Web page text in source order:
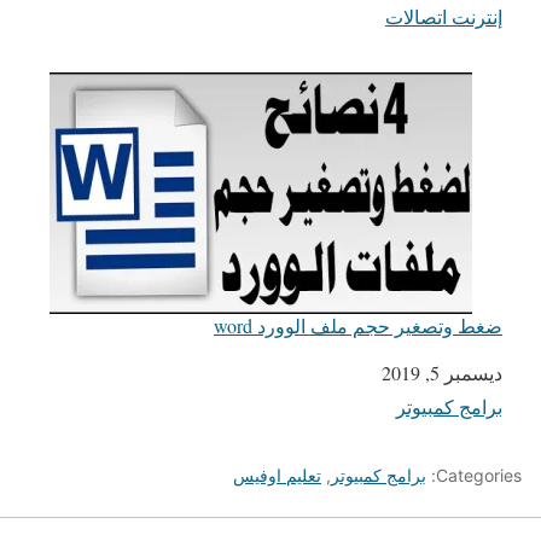
في ما يتعلق بما يأتي
إنترنت اتصالات
ضغط وتصغير حجم ملف الوورد word
التاريخ
ديسمبر 5, 2019
في ما يتعلق بما يأتي
برامج كمبيوتر
Categories: برامج كمبيوتر , تعليم اوفيس